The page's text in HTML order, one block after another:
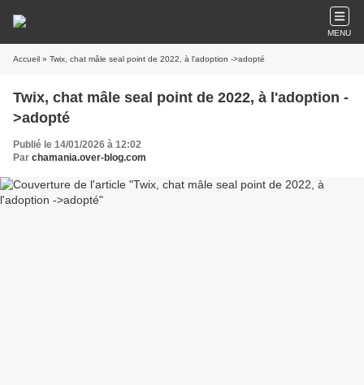
MENU
Accueil » Twix, chat mâle seal point de 2022, à l'adoption ->adopté
Twix, chat mâle seal point de 2022, à l'adoption -
>adopté
Publié le 14/01/2026 à 12:02
Par chamania.over-blog.com